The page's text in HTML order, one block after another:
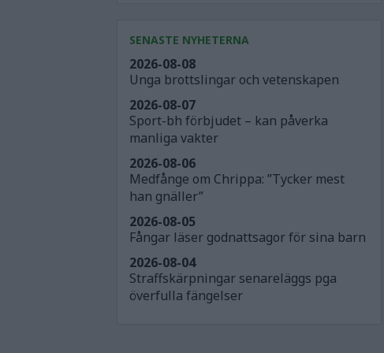
SENASTE NYHETERNA
Unga brottslingar och vetenskapen
2026-08-08
Sport-bh förbjudet – kan påverka
manliga vakter
2026-08-07
Medfånge om Chrippa: ”Tycker mest
han gnäller”
2026-08-06
Fångar läser godnattsagor för sina barn
2026-08-05
Straffskärpningar senareläggs pga
överfulla fängelser
2026-08-04